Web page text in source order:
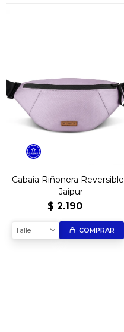
Cabaia Riñonera Reversible
- Jaipur
$ 2.190
Talle COMPRAR